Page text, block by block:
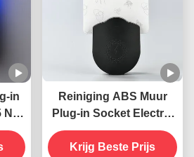
in
NM
Reiniging ABS Muur
Plug-in Socket Electric
395 NM UV
muggenverdelgende
Krijg Beste Prijs